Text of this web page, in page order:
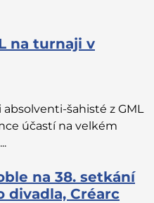
na turnaji v
šahisté z GML
účastí na velkém
na 38. setkání
divadla, Créarc